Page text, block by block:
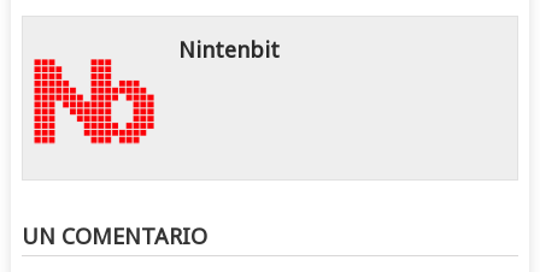
Nintenbit
UN COMENTARIO